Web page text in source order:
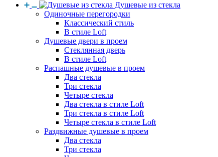
Душевые из стекла
Одиночные перегородки
Классический стиль
В стиле Loft
Душевые двери в проем
Стеклянная дверь
В стиле Loft
Распашные душевые в проем
Два стекла
Три стекла
Четыре стекла
Два стекла в стиле Loft
Три стекла в стиле Loft
Четыре стекла в стиле Loft
Раздвижные душевые в проем
Два стекла
Три стекла